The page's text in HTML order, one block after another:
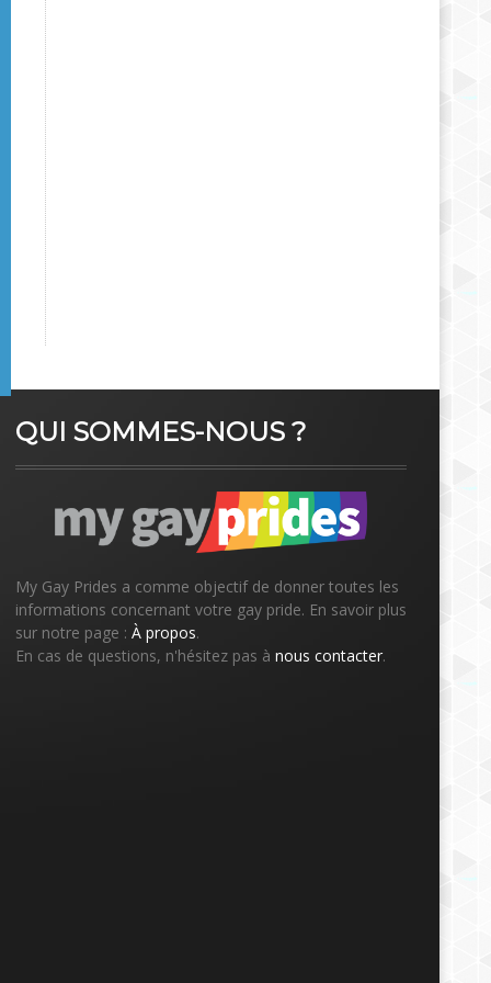
QUI SOMMES-NOUS ?
My Gay Prides a comme objectif de donner toutes les
informations concernant votre gay pride. En savoir plus
sur notre page : À propos.
En cas de questions, n'hésitez pas à nous contacter.